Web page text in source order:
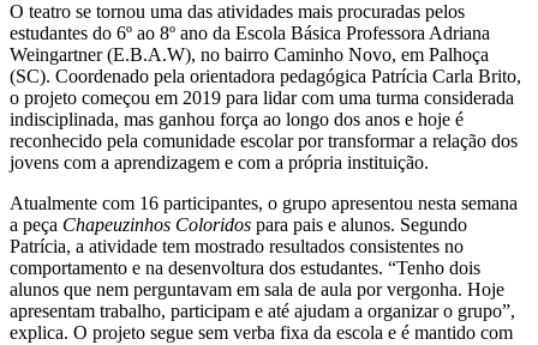
O teatro se tornou uma das atividades mais procuradas pelos
estudantes do 6º ao 8º ano da Escola Básica Professora Adriana
Weingartner (E.B.A.W), no bairro Caminho Novo, em Palhoça
(SC). Coordenado pela orientadora pedagógica Patrícia Carla Brito,
o projeto começou em 2019 para lidar com uma turma considerada
indisciplinada, mas ganhou força ao longo dos anos e hoje é
reconhecido pela comunidade escolar por transformar a relação dos
jovens com a aprendizagem e com a própria instituição.
Atualmente com 16 participantes, o grupo apresentou nesta semana
a peça Chapeuzinhos Coloridos para pais e alunos. Segundo
Patrícia, a atividade tem mostrado resultados consistentes no
comportamento e na desenvoltura dos estudantes. “Tenho dois
alunos que nem perguntavam em sala de aula por vergonha. Hoje
apresentam trabalho, participam e até ajudam a organizar o grupo”,
explica. O projeto segue sem verba fixa da escola e é mantido com